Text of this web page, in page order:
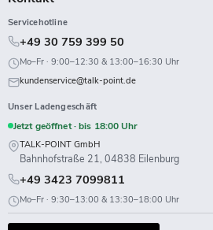
Servicehotline
+49 30 759 399 50
Mo–Fr · 9:00–12:30 & 13:00–16:30 Uhr
kundenservice@talk-point.de
Unser Ladengeschäft
Jetzt geöffnet · bis 18:00 Uhr
TALK-POINT GmbH
Bahnhofstraße 21, 04838 Eilenburg
+49 3423 7099811
Mo–Fr · 9:30–13:00 & 13:30–18:00 Uhr